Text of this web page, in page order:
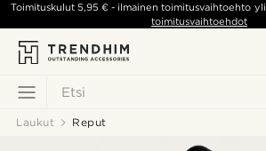
Etsi
Toimituskulut5,95 € - ilmainen toimitusvaihtoehto yli
toimitusvaihtoehdot
Laukut Reput